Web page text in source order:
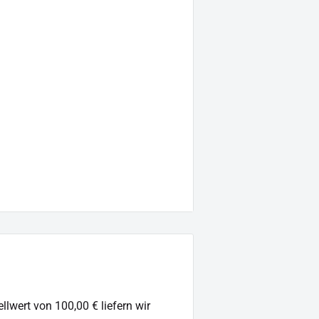
von 100,00 € liefern wir